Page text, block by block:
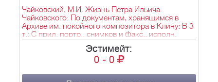
Чайковский, М.И. Жизнь Петра Ильича
Чайковского: По документам, хранящимся в
Архиве им. покойного композитора в Клину: В 3
т.: С прил. портр., снимков и факс., исполн.
фото-цинкогр. способом / Модест Чайковский. -
М.; Лейпциг: П. Юргенсон, [1901-1903]. - Т. 1. -
1903. - 2-е изд., (испр.). - 537, [2] с., [9] л. ил.; Т. 2.
1902]. - 688, [6], 40, [2] с., [7] л. ил.; 23,3х16,5 см.
Эстимейт:
0 - 0